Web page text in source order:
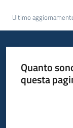
per
te
Seguici
Ultimo
Quanto
questa